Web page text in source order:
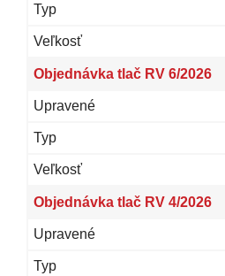
Objednávka tlač RV 6/2026
Objednávka tlač RV 4/2026